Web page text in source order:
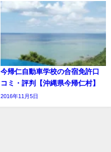
今帰仁自動車学校の合宿免許口
コミ・評判【沖縄県今帰仁村】
2016年11月5日